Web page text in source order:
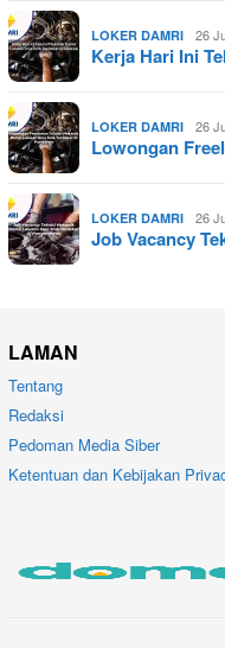
LOKER DAMRI 26
Kerja Hari Ini
LOKER DAMRI 26
Lowongan
LOKER DAMRI 26
Job Vacancy
LAMAN
Tentang
Redaksi
Pedoman Media Siber
Ketentuan dan Kebijakan